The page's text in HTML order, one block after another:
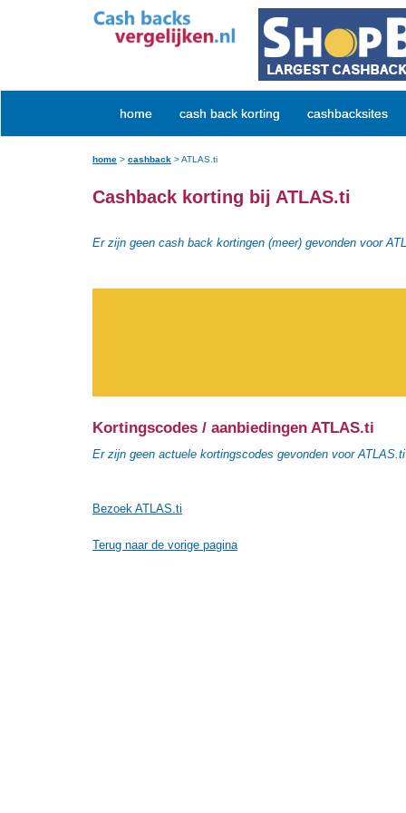
home cash back korting cashbacksites
home > cashback >ATLAS.ti
Cashback korting bij ATLAS.ti
Er zijn geen cash back kortingen (meer) gevonden voor
Kortingscodes / aanbiedingen ATLAS.ti
Er zijn geen actuele kortingscodes gevonden voor ATLAS.ti
Bezoek ATLAS.ti
Terug naar de vorige pagina